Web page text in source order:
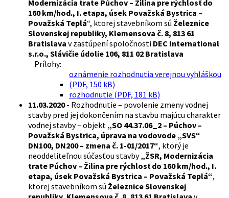
Modernizácia trate Púchov – Žilina pre rýchlosť do
160 km/hod., I. etapa, úsek Považská Bystrica –
Považská Teplá“, ktorej stavebníkom sú Železnice
Slovenskej republiky, Klemensova č. 8, 813 61
Bratislava v zastúpení spoločnosti DEC International
s.r.o., Slávičie údolie 106, 811 02 Bratislava
Prílohy:
oznámenie rozhodnutia verejnou vyhláškou
(PDF, 150 kB)
rozhodnutie (PDF, 181 kB)
11.03.2020 - Rozhodnutie – povolenie zmeny vodnej
stavby pred jej dokončením na stavbu majúcu charakter
vodnej stavby – objekt „SO 44.37.06_2 – Púchov –
Považská Bystrica, úprava na vodovode „SVS“
DN100, DN200 – zmena č. 1-01/2017“, ktorý je
neoddeliteľnou súčasťou stavby„ŽSR, Modernizácia
trate Púchov – Žilina pre rýchlosť do 160 km/hod., I.
etapa, úsek Považská Bystrica – Považská Teplá“,
ktorej stavebníkom sú Železnice Slovenskej